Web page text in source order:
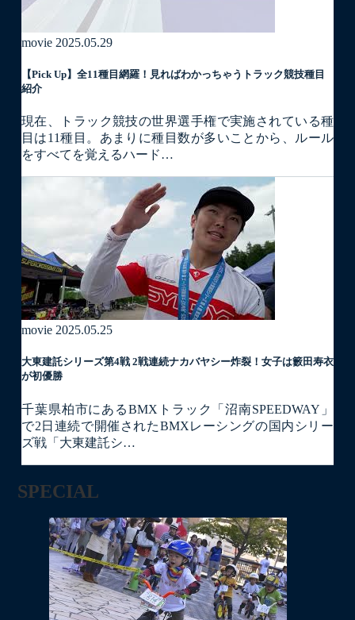
movie 2025.05.29
【Pick Up】全11種目網羅！見ればわかっちゃうトラック競技種目
紹介
現在、トラック競技の世界選手権で実施されている種
目は11種目。あまりに種目数が多いことから、ルール
をすべてを覚えるハード…
movie 2025.05.25
大東建託シリーズ第4戦 2戦連続ナカバヤシー炸裂！女子は籔田寿衣
が初優勝
千葉県柏市にあるBMXトラック「沼南SPEEDWAY」
で2日連続で開催されたBMXレーシングの国内シリー
ズ戦「大東建託シ…
SPECIAL